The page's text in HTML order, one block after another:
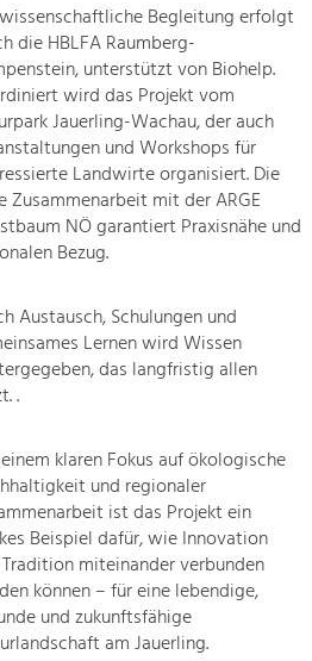
Begleitung erfolgt
die HBLFA Raumberg-
unterstützt von Biohelp.
wird das Projekt vom
Jauerling-Wachau, der auch
und Workshops für
Landwirte organisiert. Die
Zusammenarbeit mit der ARGE
NÖ garantiert Praxisnähe und
Bezug.
Austausch, Schulungen und
Lernen wird Wissen
das langfristig allen
.
klaren Fokus auf ökologische
und regionaler
ist das Projekt ein
Beispiel dafür, wie Innovation
miteinander verbunden
können – für eine lebendige,
und zukunftsfähige
am Jauerling.